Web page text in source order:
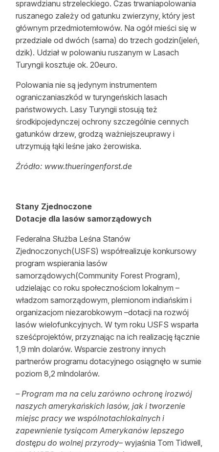
sprawdzianu strzeleckiego. Czas trwaniapolowania
ruszanego zależy od gatunku zwierzyny, który jest
głównym przedmiotemłowów. Na ogół mieści się w
przedziale od dwóch (sarna) do trzech godzin(jeleń,
dzik). Udział w polowaniu ruszanym w Lasach
Turyngii kosztuje ok. 20euro.
Polowania nie są jedynym instrumentem
ograniczaniaszkód w turyngeńskich lasach
państwowych. Lasy Turyngii stosują też
środkipojedynczej ochrony szczególnie cennych
gatunków drzew, grodzą ważniejszeuprawy i
utrzymują łąki leśne jako żerowiska.
Źródło: www.thueringenforst.de
Stany Zjednoczone
Dotacje dla lasów samorządowych
Federalna Służba Leśna Stanów
Zjednoczonych(USFS) współrealizuje konkursowy
program wspierania lasów
samorządowych(Community Forest Program),
udzielając co roku społecznościom lokalnym –
władzom samorządowym, plemionom indiańskim i
organizacjom niezarobkowym –dotacji na rozwój
lasów wielofunkcyjnych. W tym roku USFS wsparła
sześćprojektów, przyznając na ich realizację łącznie
1,9 mln dolarów. Wsparcie zestrony innych
partnerów programu dotacyjnego osiągnęło w sumie
poziom 8,2 mlndolarów.
– Program ma na celu zarówno ochronę irozwój
naszych amerykańskich lasów, jak i tworzenie
miejsc pracy we wspólnotachlokalnych i
zapewnienie tysiącom Amerykanów lepszego
dostępu do wolnej przyrody– wyjaśnia Tom Tidwell,